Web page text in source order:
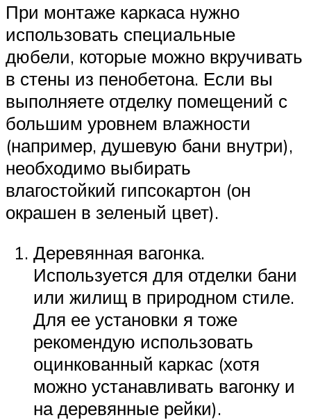
При монтаже каркаса нужно
использовать специальные
дюбели, которые можно вкручивать
в стены из пенобетона. Если вы
выполняете отделку помещений с
большим уровнем влажности
(например, душевую бани внутри),
необходимо выбирать
влагостойкий гипсокартон (он
окрашен в зеленый цвет).
Деревянная вагонка.
Используется для отделки бани
или жилищ в природном стиле.
Для ее установки я тоже
рекомендую использовать
оцинкованный каркас (хотя
можно устанавливать вагонку и
на деревянные рейки).